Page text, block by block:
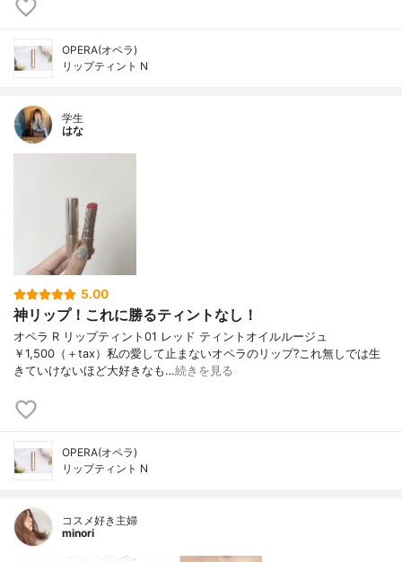
OPERA(オペラ)
リップティント N
学生
はな
5.00
神リップ！これに勝るティントなし！
オペラ R リップティント01 レッド ティントオイルルージュ
￥1,500（＋tax）私の愛して止まないオペラのリップ?これ無しでは生
きていけないほど大好きなも…続きを見る
OPERA(オペラ)
リップティント N
コスメ好き主婦
minori